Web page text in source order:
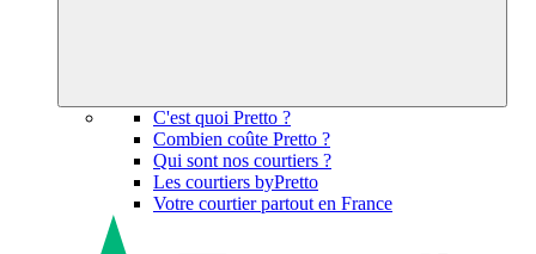
C'est quoi Pretto ?
Combien coûte Pretto ?
Qui sont nos courtiers ?
Les courtiers byPretto
Votre courtier partout en France